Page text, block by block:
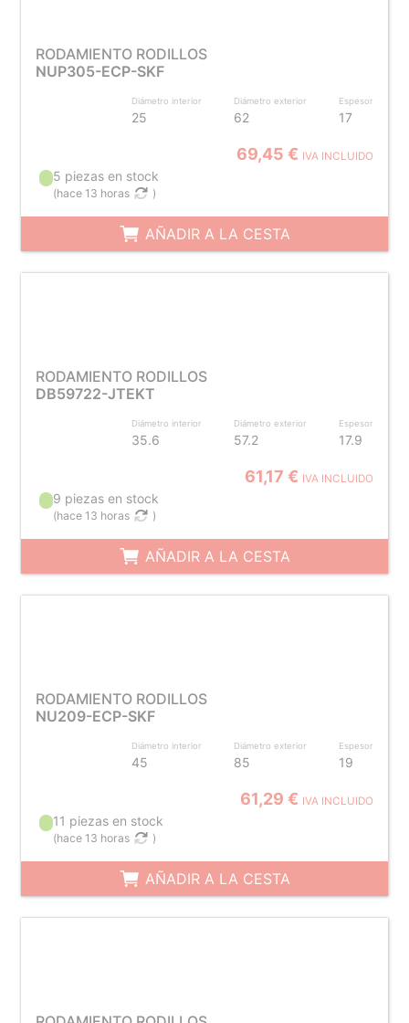
RODAMIENTO RODILLOS
NUP305-ECP-SKF
Diámetro interior
25
Diámetro exterior
62
Espesor
17
69,45 € IVA INCLUIDO
5 piezas en stock
(hace 13 horas )
AÑADIR A LA CESTA
RODAMIENTO RODILLOS
DB59722-JTEKT
Diámetro interior
35.6
Diámetro exterior
57.2
Espesor
17.9
61,17 € IVA INCLUIDO
9 piezas en stock
(hace 13 horas )
AÑADIR A LA CESTA
RODAMIENTO RODILLOS
NU209-ECP-SKF
Diámetro interior
45
Diámetro exterior
85
Espesor
19
61,29 € IVA INCLUIDO
11 piezas en stock
(hace 13 horas )
AÑADIR A LA CESTA